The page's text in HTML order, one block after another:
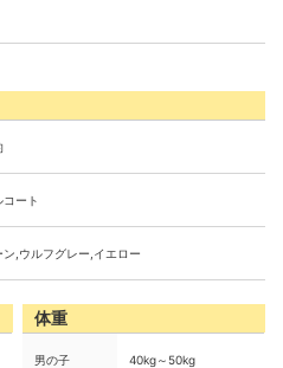
コート
ン,ウルフグレー,イエロー
体重
男の子 40kg～50kg